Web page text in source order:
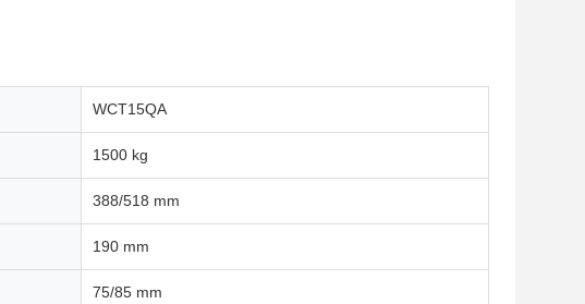
WCT15QA
1500 kg
388/518 mm
190 mm
75/85 mm